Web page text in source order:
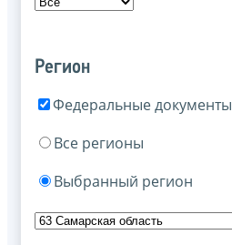
Регион
Федеральные документы
Все регионы
Выбранный регион